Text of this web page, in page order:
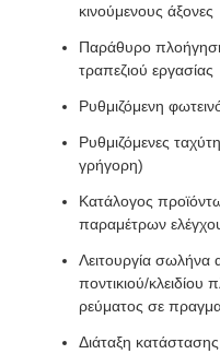
κινούμενους άξονες
Παράθυρο
τραπεζιού εργασίας
Ρυθμιζόμενη
Ρυθμιζόμενες
γρήγορη)
Κατάλογος
παραμέτρων
Λειτουργία σωλήνα
ποντικιού/
ρεύματος σε
Διάταξη